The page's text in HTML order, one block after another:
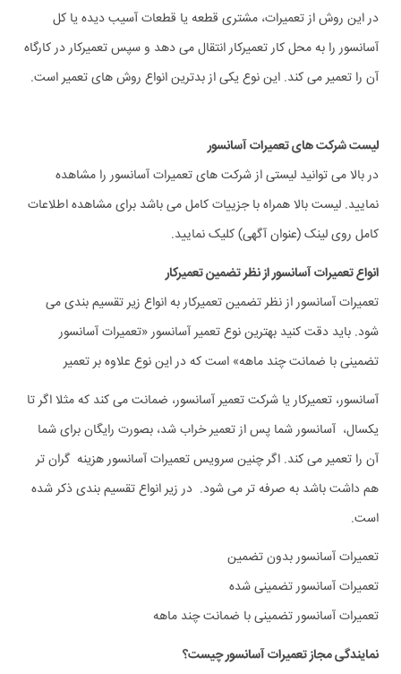
در این روش از تعمیرات، مشتری قطعه یا قطعات آسیب دیده یا کل
آسانسور را به محل کار تعمیرکار انتقال می دهد و سپس تعمیرکار در کارگاه
آن را تعمیر می کند. این نوع یکی از بدترین انواع روش های تعمیر است.
لیست شرکت های تعمیرات آسانسور
در بالا می توانید لیستی از شرکت های تعمیرات آسانسور را مشاهده
نمایید. لیست بالا همراه با جزییات کامل می باشد برای مشاهده اطلاعات
کامل روی لینک (عنوان آگهی) کلیک نمایید.
انواع تعمیرات آسانسور از نظر تضمین تعمیرکار
تعمیرات آسانسور از نظر تضمین تعمیرکار به انواع زیر تقسیم بندی می
شود. باید دقت کنید بهترین نوع تعمیر آسانسور «تعمیرات آسانسور
تضمینی با ضمانت چند ماهه» است که در این نوع علاوه بر تعمیر
آسانسور، تعمیرکار یا شرکت تعمیر آسانسور، ضمانت می کند که مثلا اگر تا
یکسال، آسانسور شما پس از تعمیر خراب شد، بصورت رایگان برای شما
آن را تعمیر می کند. اگر چنین سرویس تعمیرات آسانسور هزینه گران تر
هم داشت باشد به صرفه تر می شود. در زیر انواع تقسیم بندی ذکر شده
است.
تعمیرات آسانسور بدون تضمین
تعمیرات آسانسور تضمینی شده
تعمیرات آسانسور تضمینی با ضمانت چند ماهه
نمایندگی مجاز تعمیرات آسانسور چیست؟